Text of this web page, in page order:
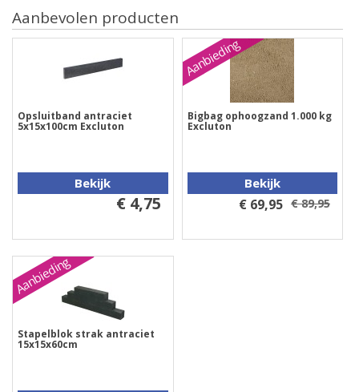
Aanbevolen producten
Opsluitband antraciet
5x15x100cm Excluton
Bekijk
€ 4,75
Aanbieding
Bigbag ophoogzand 1.000 kg
Excluton
Bekijk
€ 69,95 € 89,95
Aanbieding
Stapelblok strak antraciet
15x15x60cm